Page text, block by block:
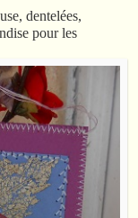
dentelées,
pour les